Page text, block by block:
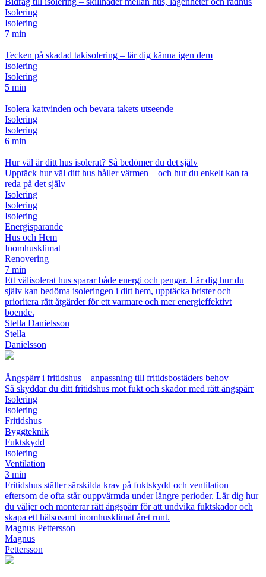
Isolering
Isolering
7 min
Tecken på skadad takisolering – lär dig känna igen dem
Isolering
Isolering
5 min
Isolera kattvinden och bevara takets utseende
Isolering
Isolering
6 min
Hur väl är ditt hus isolerat? Så bedömer du det själv
Upptäck hur väl ditt hus håller värmen – och hur du enkelt kan ta
reda på det själv
Isolering
Isolering
Isolering
Energisparande
Hus och Hem
Inomhusklimat
Renovering
7 min
Ett välisolerat hus sparar både energi och pengar. Lär dig hur du
själv kan bedöma isoleringen i ditt hem, upptäcka brister och
prioritera rätt åtgärder för ett varmare och mer energieffektivt
boende.
Stella Danielsson
Stella
Danielsson
Ångspärr i fritidshus – anpassning till fritidsbostäders behov
Så skyddar du ditt fritidshus mot fukt och skador med rätt ångspärr
Isolering
Isolering
Fritidshus
Byggteknik
Fuktskydd
Isolering
Ventilation
3 min
Fritidshus ställer särskilda krav på fuktskydd och ventilation
eftersom de ofta står ouppvärmda under längre perioder. Lär dig hur
du väljer och monterar rätt ångspärr för att undvika fuktskador och
skapa ett hälsosamt inomhusklimat året runt.
Magnus Pettersson
Magnus
Pettersson